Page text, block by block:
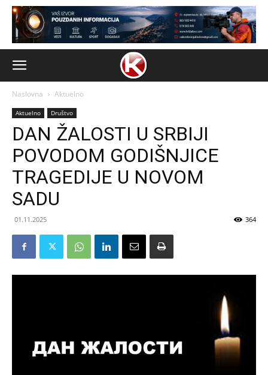
Naslovna Aktuelno
Aktuelno Društvo
DAN ŽALOSTI U SRBIJI
POVODOM GODIŠNJICE
TRAGEDIJE U NOVOM
SADU
01.11.2025 364